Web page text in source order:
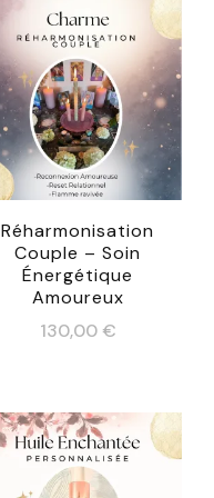
Réharmonisation
Couple – Soin
Énergétique
Amoureux
130,00 €